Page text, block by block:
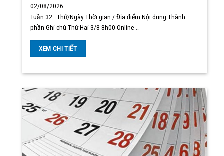
02/08/2026
Tuần 32 Thứ/Ngày Thời gian / Địa điểm Nội dung Thành
phần Ghi chú Thứ Hai 3/8 8h00 Online …
XEM CHI TIẾT